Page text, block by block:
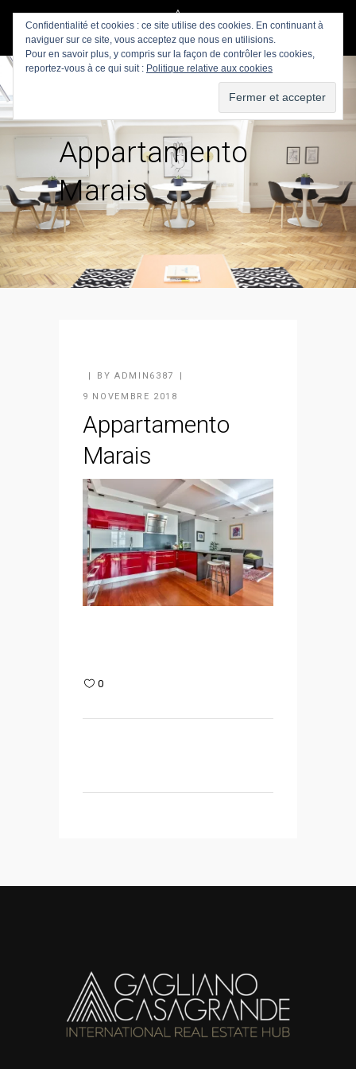
Appartamento
Marais
BY ADMIN6387
9 NOVEMBRE 2018
Appartamento
Marais
0
Confidentialité et cookies : ce site utilise des cookies. En continuant à
naviguer sur ce site, vous acceptez que nous en utilisions.
Pour en savoir plus, y compris sur la façon de contrôler les cookies,
reportez-vous à ce qui suit : Politique relative aux cookies